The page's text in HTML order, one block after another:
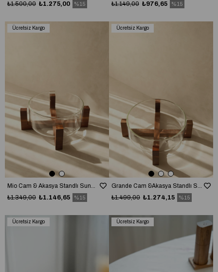
₺1.275,00
₺1.500,00 %15
₺976,65
₺1.149,00 %15
Mio Cam & Akasya Standlı Sunum Kasesi (17 cm)
₺1.146,65
₺1.349,00 %15
Ücretsiz Kargo
Grande Cam &Akasya Standlı Servis Kasesi (20 cm)
₺1.274,15
₺1.499,00 %15
Ücretsiz Kargo
Ücretsiz Kargo Ücretsiz Kargo